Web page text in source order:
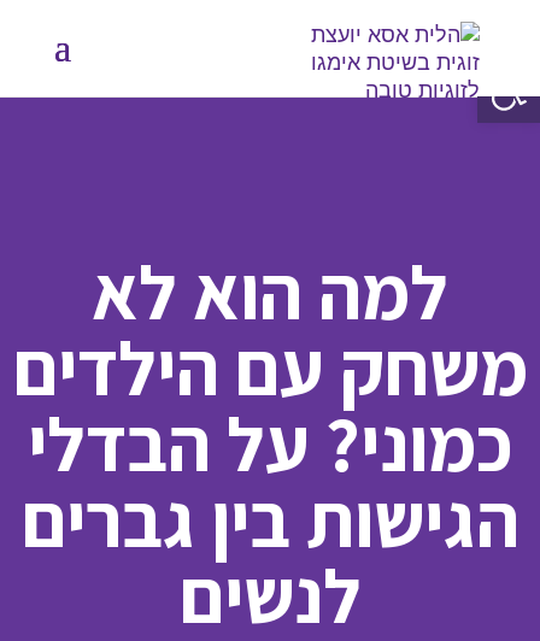
למה הוא לא
משחק עם הילדים
כמוני? על הבדלי
הגישות בין גברים
לנשים
פתח סרגל נגישות